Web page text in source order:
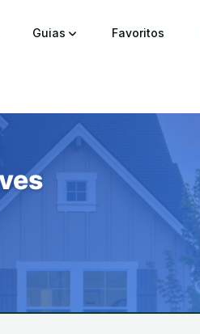
Guias Favoritos